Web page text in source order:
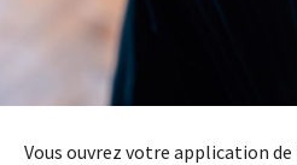
Vous ouvrez votre application